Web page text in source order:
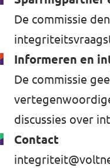
De commissie
Informeren en
De commissie
discussies over
Contact